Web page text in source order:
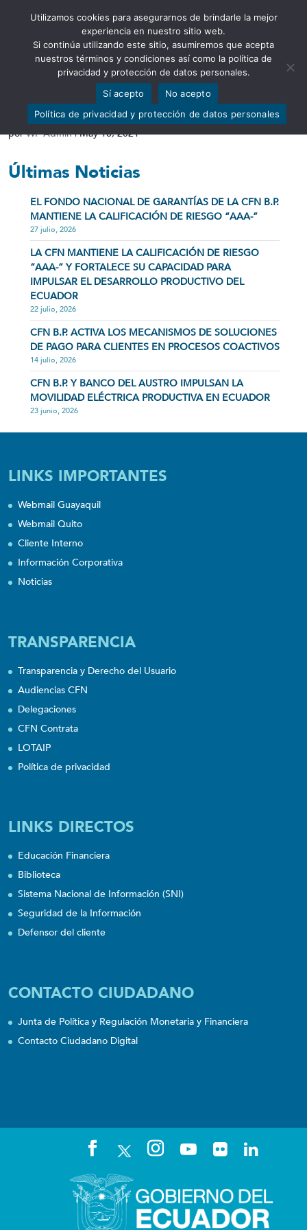
Abrir barra de herramientas
Balance General 2020
porWP Admin|May 18, 2021
Últimas Noticias
EL FONDO NACIONAL DE GARANTÍAS DE LA CFN B.P.
MANTIENE LA CALIFICACIÓN DE RIESGO “AAA-”
27 julio, 2026
LA CFN MANTIENE LA CALIFICACIÓN DE RIESGO
“AAA-” Y FORTALECE SU CAPACIDAD PARA
IMPULSAR EL DESARROLLO PRODUCTIVO DEL
ECUADOR
22 julio, 2026
CFN B.P. ACTIVA LOS MECANISMOS DE SOLUCIONES
DE PAGO PARA CLIENTES EN PROCESOS COACTIVOS
14 julio, 2026
CFN B.P. Y BANCO DEL AUSTRO IMPULSAN LA
MOVILIDAD ELÉCTRICA PRODUCTIVA EN ECUADOR
23 junio, 2026
LINKS IMPORTANTES
Webmail Guayaquil
Webmail Quito
Cliente Interno
Información Corporativa
Noticias
TRANSPARENCIA
Transparencia y Derecho del Usuario
Audiencias CFN
Delegaciones
CFN Contrata
LOTAIP
Política de privacidad
LINKS DIRECTOS
Educación Financiera
Biblioteca
Sistema Nacional de Información (SNI)
Seguridad de la Información
Defensor del cliente
CONTACTO CIUDADANO
Junta de Política y Regulación Monetaria y Financiera
Contacto Ciudadano Digital
Utilizamos cookies para asegurarnos de brindarle la mejor
experiencia en nuestro sitio web.
Si continúa utilizando este sitio, asumiremos que acepta
nuestros términos y condiciones así como la política de
privacidad y protección de datos personales.
Sí acepto
No acepto
Política de privacidad y protección de datos personales